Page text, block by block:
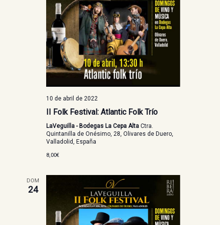
10 de abril de 2022
II Folk Festival: Atlantic Folk Trío
LaVeguilla - Bodegas La Cepa Alta Ctra.
Quintanilla de Onésimo, 28, Olivares de Duero,
Valladolid, España
8,00€
DOM
24